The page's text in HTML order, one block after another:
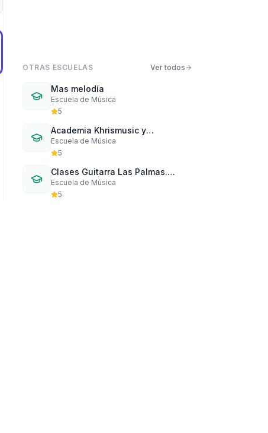
OTRAS ESCUELAS Ver todos
Mas melodía
Escuela de Música
5
Academia Khrismusic y
Marinaeduca
Escuela de Música
5
Clases Guitarra Las Palmas.
Héctor Lezcano 677-24-93-18
Escuela de Música
5